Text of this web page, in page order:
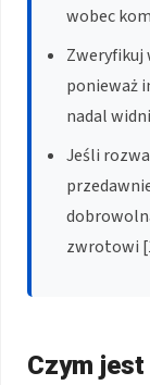
wobec
Zweryfikuj
ponieważ
nadal
Jeśli
zwrotowi
Czym jest